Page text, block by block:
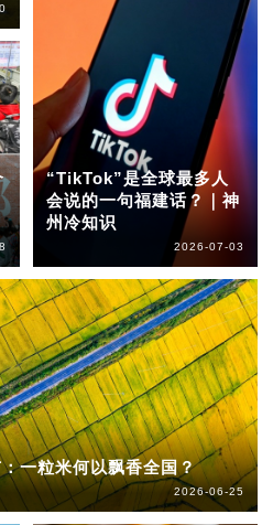
“TikTok”是全球最多人
会说的一句福建话？｜神
州冷知识
2026-07-03
一粒米何以飘香全国？
2026-06-25